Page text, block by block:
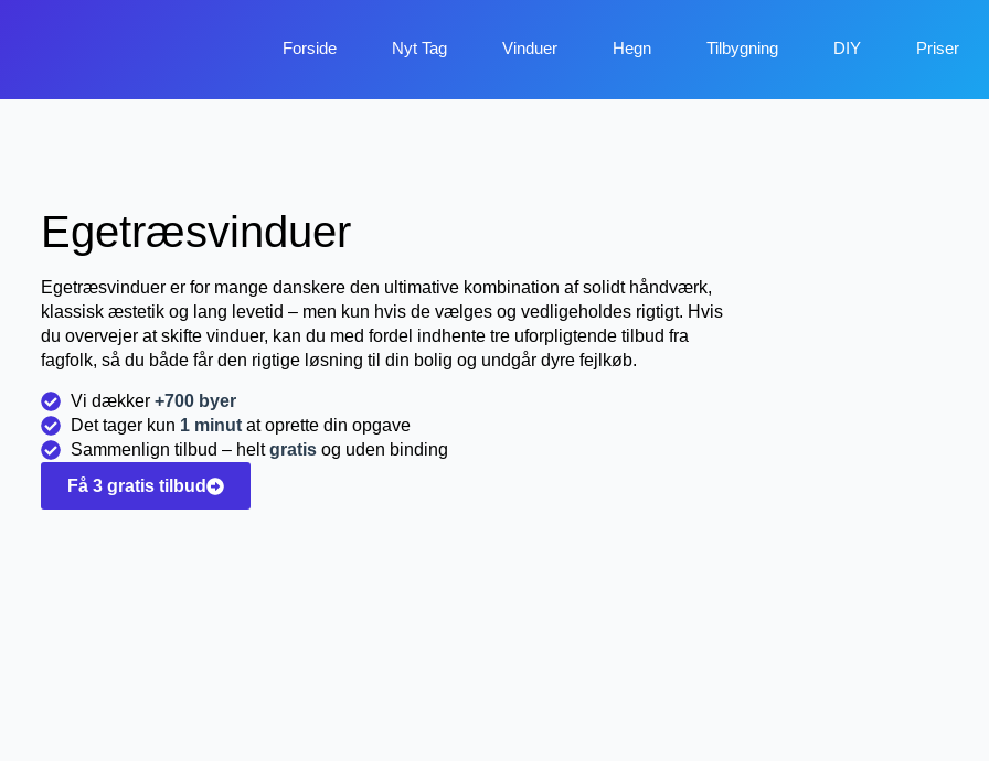
Forside Nyt Tag Vinduer Hegn Tilbygning DIY Priser
Egetræsvinduer
Egetræsvinduer er for mange danskere den ultimative kombination af solidt håndværk,
klassisk æstetik og lang levetid – men kun hvis de vælges og vedligeholdes rigtigt. Hvis
du overvejer at skifte vinduer, kan du med fordel indhente tre uforpligtende tilbud fra
fagfolk, så du både får den rigtige løsning til din bolig og undgår dyre fejlkøb.
Vi dækker+700 byer
Det tager kun 1 minut at oprette din opgave
Sammenlign tilbud – heltgratis og uden binding
Få 3 gratis tilbud